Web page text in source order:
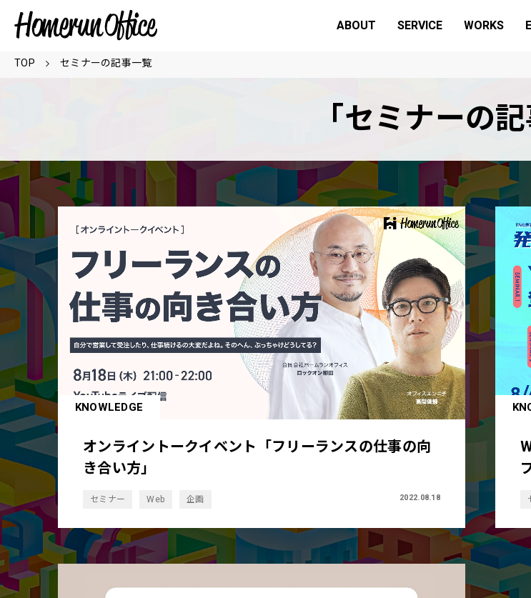
ABOUT SERVICE WORKS
TOP セミナーの記事一覧
「セミナーの記
KNOWLEDGE
オンライントークイベント「フリーランスの仕事の向
き合い方」
セミナー Web 企画 2022.08.18